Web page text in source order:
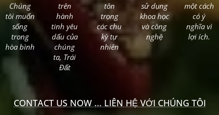
Chúng
tôi muốn
sống
trong
hòa bình
trên
hành
tinh yêu
dấu của
chúng
ta, Trái
Đất
tôn
trọng
các chu
kỳ tự
nhiên
sử dụng
khoa học
và công
nghệ
một cách
có ý
nghĩa vì
lợi ích.
CONTACT US NOW ... LIÊN HỆ VỚI CHÚNG TÔI